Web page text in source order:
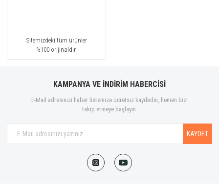
Sitemizdeki tüm ürünler
%100 orijinaldir.
KAMPANYA VE İNDİRİM HABERCİSİ
E-Mail adresinizi haber listemize ücretsiz kaydedin, hemen bizi
takip etmeye başlayın.
KAYDET